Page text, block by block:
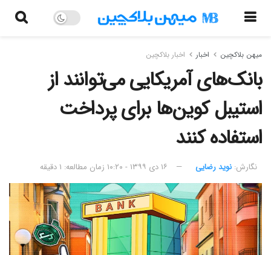
میهن بلاکچین اخبار اخبار بلاکچین
بانک‌های آمریکایی می‌توانند از
استیبل کوین‌ها برای پرداخت
استفاده کنند
نگارش:‌ نوید رضایی ۱۶ دی ۱۳۹۹ - ۱۰:۲۰ زمان مطالعه: ۱ دقیقه